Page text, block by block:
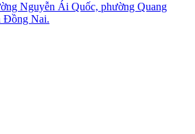
Nguyễn Ái Quốc, phường Quang
Đồng Nai.